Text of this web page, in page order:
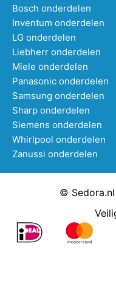
Bosch onderdelen
Inventum onderdelen
LG onderdelen
Liebherr onderdelen
Miele onderdelen
Panasonic onderdelen
Samsung onderdelen
Sharp onderdelen
Siemens onderdelen
Whirlpool onderdelen
Zanussi onderdelen
© Sedora.nl